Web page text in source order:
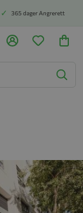
365 dager Angrerett